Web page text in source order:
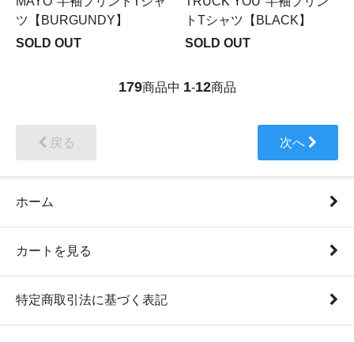
ツ【BURGUNDY】
SOLD OUT
トTシャツ【BLACK】
SOLD OUT
179商品中 1-12商品
戻る 次へ
ホーム
カートを見る
特定商取引法に基づく表記